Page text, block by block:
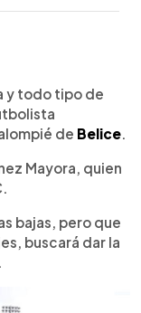
y todo tipo de
de Belice.
Mayora, quien
bajas, pero que
buscará dar la